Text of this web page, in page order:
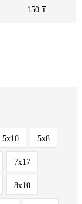
150 ₸
5x10 5x8
7x17
8х10